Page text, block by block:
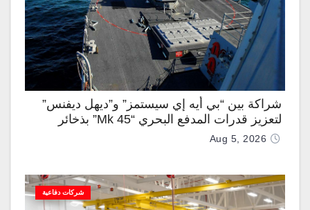
شراكة بين “بي أيه إي سيستمز” و”ديهل ديفنس”
لتعزيز قدرات المدفع البحري “Mk 45” بذخائر
موجهة وصواريخ “IRIS-T”
Aug 5, 2026
شركات دفاعية